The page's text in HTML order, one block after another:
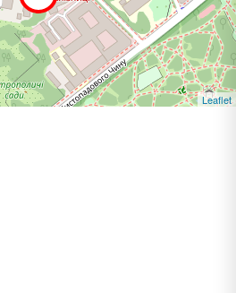
Leaflet